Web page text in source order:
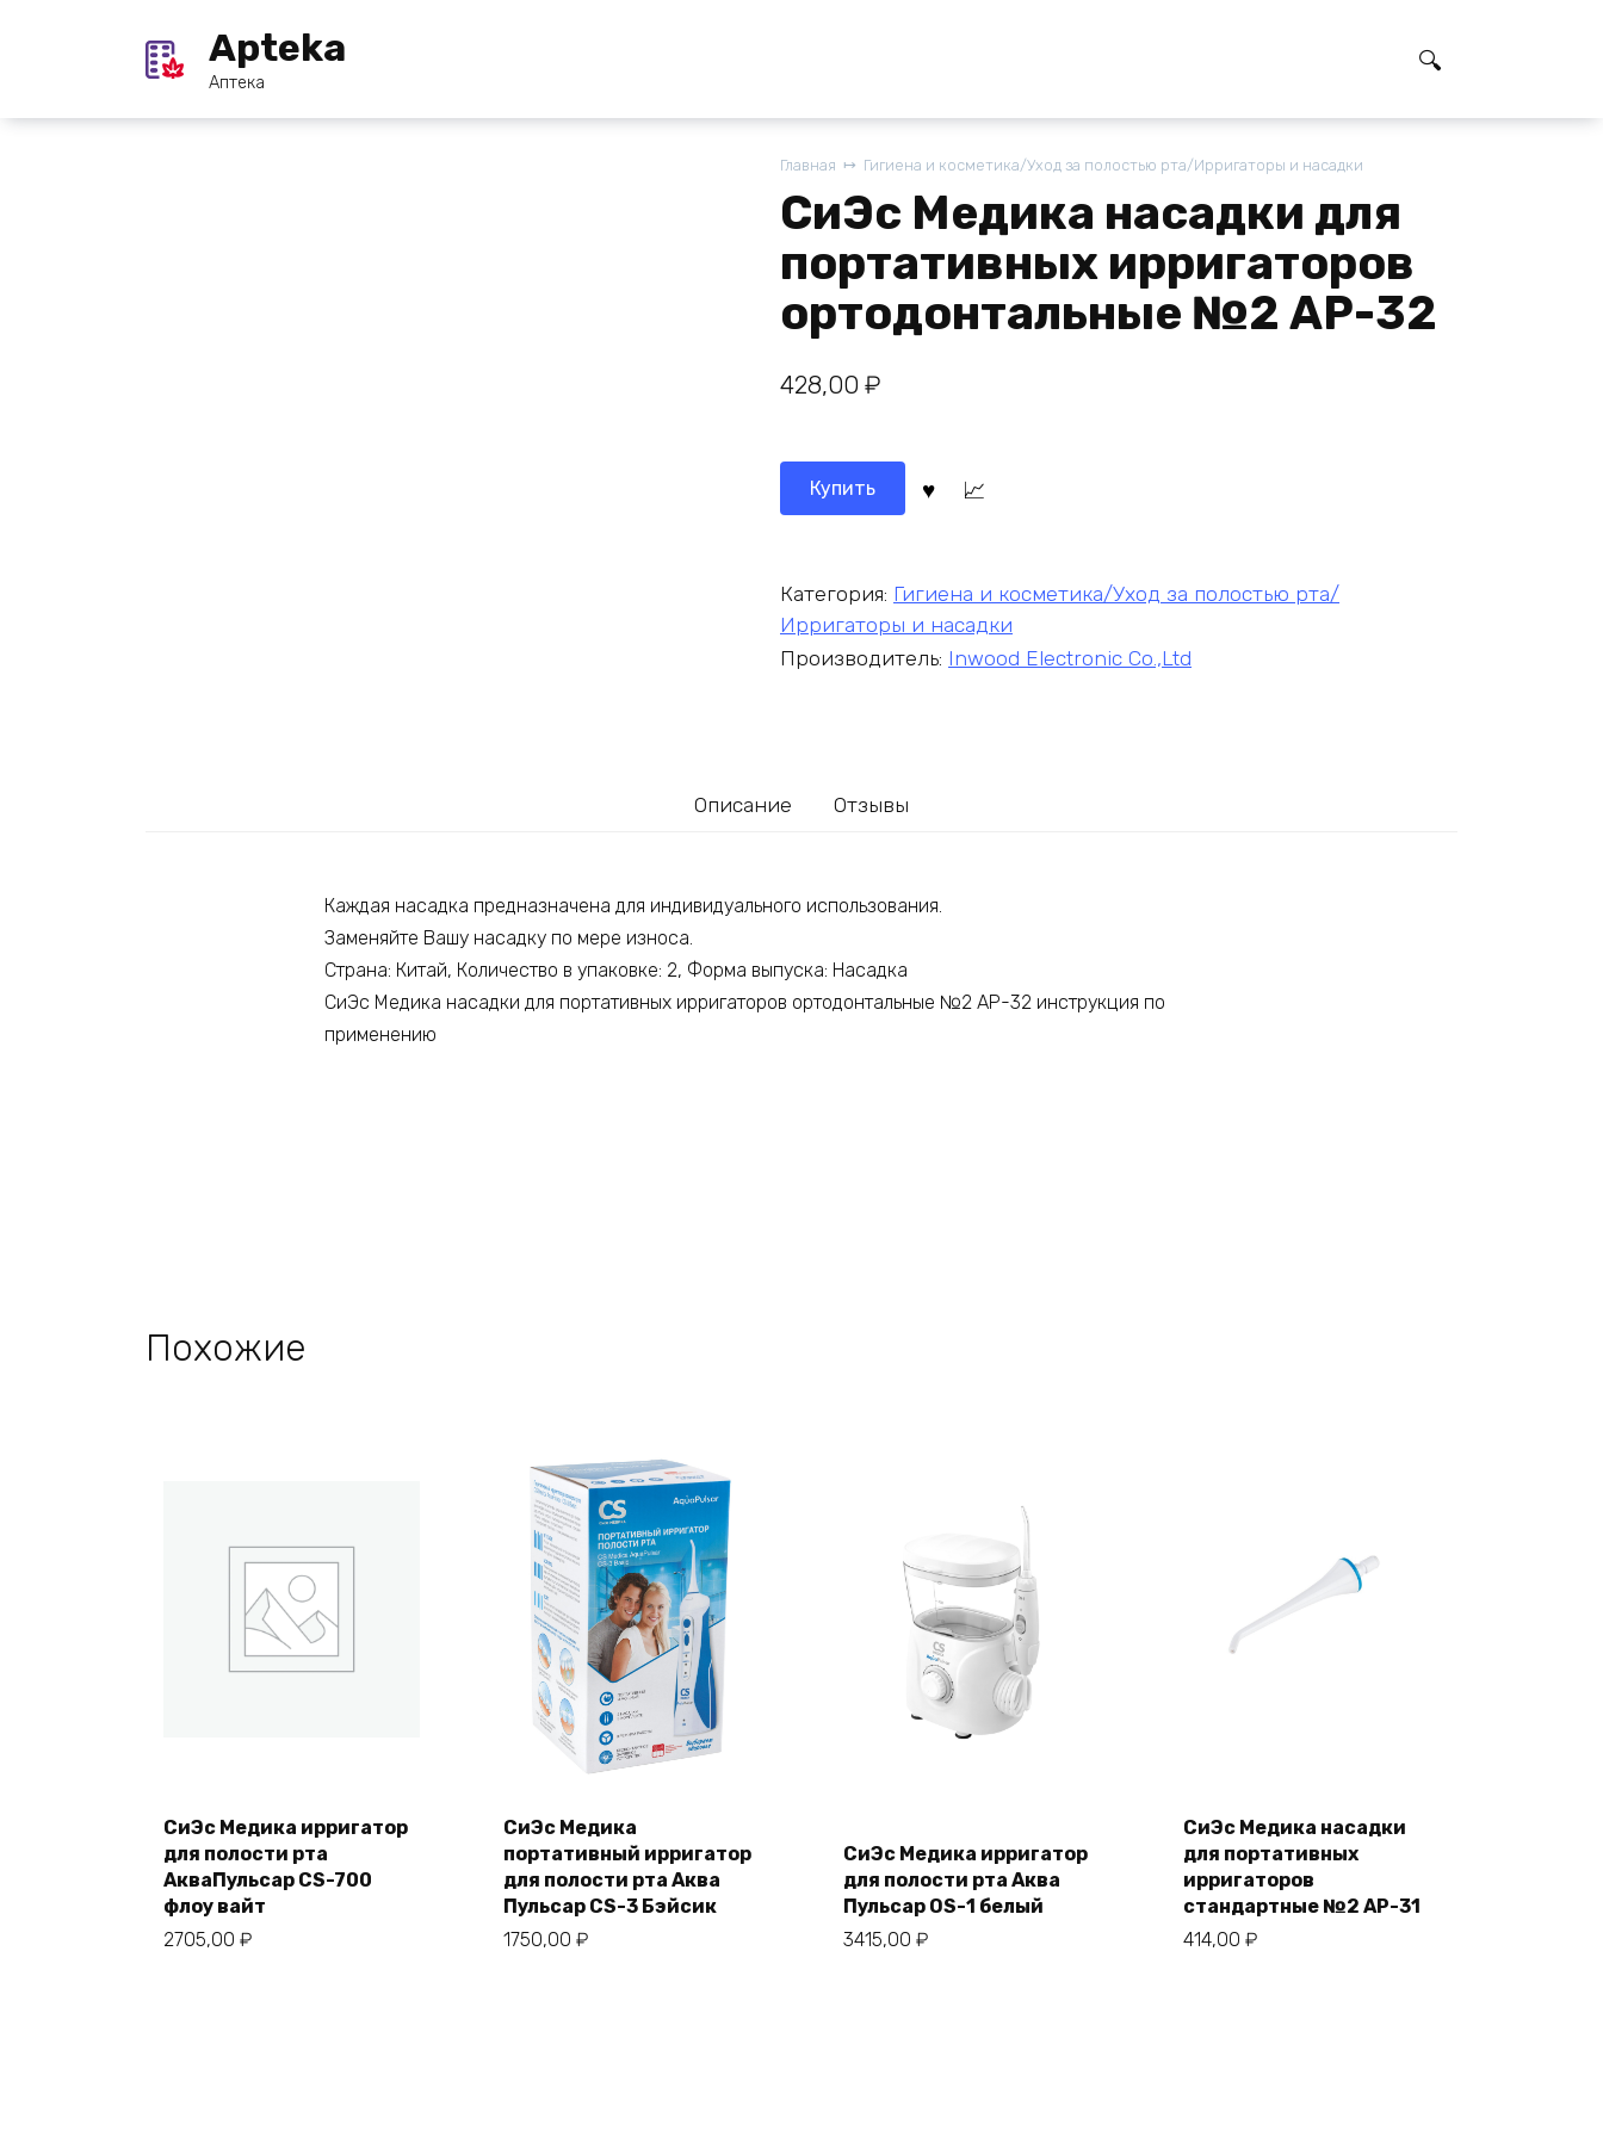
Apteka
Аптека
Главная Гигиена и косметика/Уход за полостью рта/Ирригаторы и насадки
СиЭс Медика насадки для
портативных ирригаторов
ортодонтальные №2 AP-32
428,00 ₽
Купить
Категория: Гигиена и косметика/Уход за полостью рта/
Ирригаторы и насадки
Производитель: Inwood Electronic Co.,Ltd
Описание Отзывы
Каждая насадка предназначена для индивидуального использования.
Заменяйте Вашу насадку по мере износа.
Страна: Китай, Количество в упаковке: 2, Форма выпуска: Насадка
СиЭс Медика насадки для портативных ирригаторов ортодонтальные №2 AP-32 инструкция по
применению
Похожие
СиЭс Медика ирригатор
для полости рта
АкваПульсар CS-700
флоу вайт
2705,00 ₽
СиЭс Медика
портативный ирригатор
для полости рта Аква
Пульсар CS-3 Бэйсик
1750,00 ₽
СиЭс Медика ирригатор
для полости рта Аква
Пульсар OS-1 белый
3415,00 ₽
СиЭс Медика насадки
для портативных
ирригаторов
стандартные №2 AP-31
414,00 ₽